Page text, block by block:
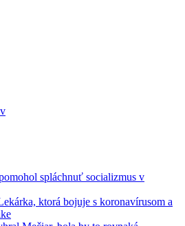
spláchnuť socializmus v
ktorá bojuje s koronavírusom a